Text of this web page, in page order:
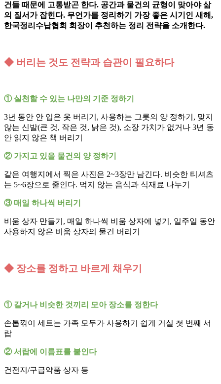
건들 때문에 고통받곤 한다. 공간과 물건의 균형이 맞아야 삶
의 질서가 잡힌다. 무언가를 정리하기 가장 좋은 시기인 새해,
한국정리수납협회 회장이 추천하는 정리 전략을 소개한다.
◆ 버리는 것도 전략과 습관이 필요하다
① 실천할 수 있는 나만의 기준 정하기
3년 동안 안 입은 옷 버리기, 사용하는 그릇의 양 정하기, 맞지
않는 신발(큰 것, 작은 것, 낡은 것), 소장 가치가 없거나 3년 동
안 읽지 않은 책 버리기
② 가지고 있을 물건의 양 정하기
같은 여행지에서 찍은 사진은 2~3장만 남긴다. 비슷한 티셔츠
는 5~6장으로 줄인다. 먹지 않는 음식과 식재료 나누기
③ 매일 하나씩 버리기
비움 상자 만들기, 매일 하나씩 비움 상자에 넣기, 일주일 동안
사용하지 않은 비움 상자의 물건 버리기
◆ 장소를 정하고 바르게 채우기
① 같거나 비슷한 것끼리 모아 장소를 정한다
손톱깎이 세트는 가족 모두가 사용하기 쉽게 거실 첫 번째 서
랍
② 서랍에 이름표를 붙인다
건전지/구급약품 상자 등